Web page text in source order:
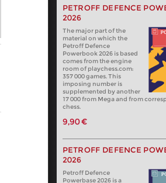
PETROFF DEFENCE
2026
The major part of the
material on which the
Petroff Defence
Powerbook 2026 is based
comes from the engine
room of playchess.com:
357 000 games. This
imposing number is
supplemented by another
17 000 from Mega and from
chess.
9,90 €
PETROFF DEFENCE
2026
Petroff Defence
Powerbase 2026 is a